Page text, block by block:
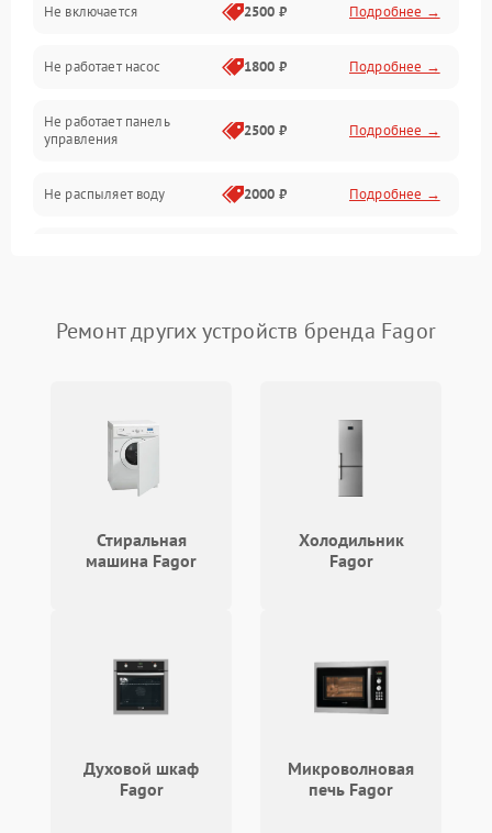
Нагрев
Вода
Гигиена
Программное обеспечение
Не включается 2500 ₽ Подробнее →
Не работает насос 1800 ₽ Подробнее →
Не работает панель
управления
2500 ₽ Подробнее →
Не распыляет воду 2000 ₽ Подробнее →
Проблемы с набором
воды
1800 ₽ Подробнее →
Сбои в работе таймера
Ремонт других устройств бренда Fagor
Стиральная
машина Fagor
Холодильник
Fagor
Духовой шкаф
Fagor
Микроволновая
печь Fagor